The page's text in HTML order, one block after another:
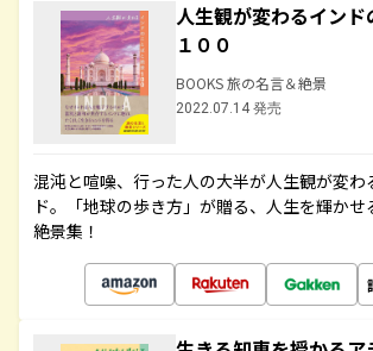
人生観が変わるイン
１００
BOOKS 旅の名言＆絶景
2022.07.14 発売
混沌と喧噪、行った人の大半が人生観が変わ
ド。「地球の歩き方」が贈る、人生を輝か
絶景集！